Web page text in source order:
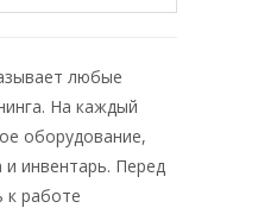
любые
На каждый
оборудование,
инвентарь. Перед
к работе